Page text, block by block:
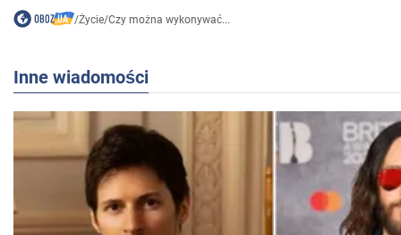
/Życie/Czy można wykonywać...
Inne wiadomości